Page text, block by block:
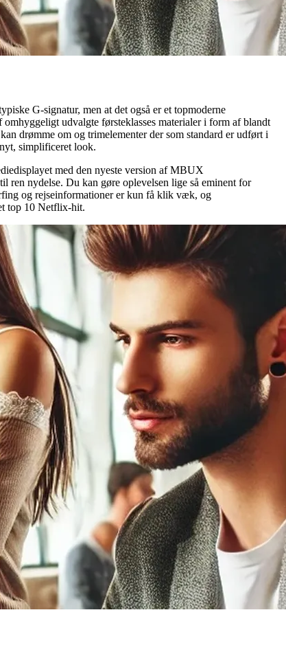
G-signatur, men at det også er et topmoderne
udvalgte førsteklasses materialer i form af blandt
drømme om og trimelementer der som standard er udført i
simplificeret look.
med den nyeste version af MBUX
ren nydelse. Du kan gøre oplevelsen lige så eminent for
og rejseinformationer er kun få klik væk, og
top 10 Netflix-hit.